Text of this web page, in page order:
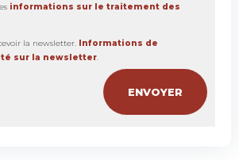
informations sur le traitement des
la newsletter. Informations de
sur la newsletter